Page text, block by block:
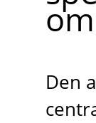
Den